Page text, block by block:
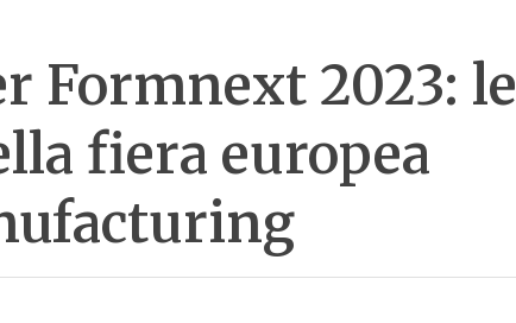
Formnext 2023: le
fiera europea